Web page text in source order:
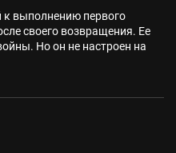
к выполнению первого
своего возвращения. Ее
Но он не настроен на